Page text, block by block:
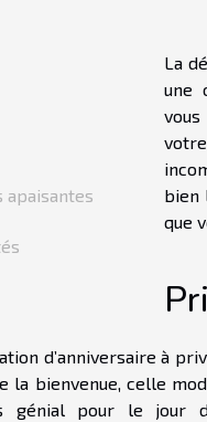
apaisantes
La
une
bien
que
d’anniversaire à
la bienvenue, celle
pour le jour